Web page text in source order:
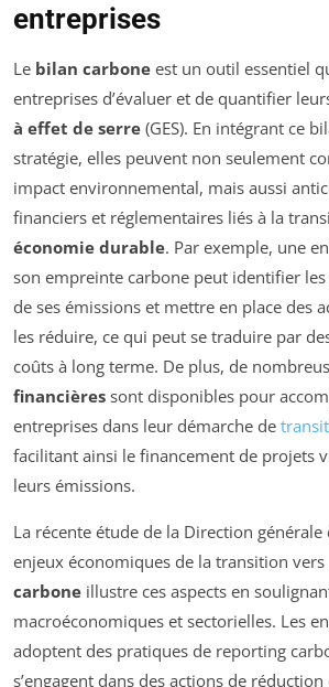
entreprises
Le bilan carbone est un outil essentiel
entreprises d’évaluer et de quantifier
à effet de serre (GES). En intégrant ce
stratégie, elles peuvent non seulement
impact environnemental, mais aussi
financiers et réglementaires liés à la
économie durable. Par exemple, une
son empreinte carbone peut identifier
de ses émissions et mettre en place des
les réduire, ce qui peut se traduire par
coûts à long terme. De plus, de
financières sont disponibles pour
entreprises dans leur démarche de
facilitant ainsi le financement de projets
leurs émissions.
La récente étude de la Direction
enjeux économiques de la transition vers
carbone illustre ces aspects en
macroéconomiques et sectorielles. Les
adoptent des pratiques de reporting
s’engagent dans des actions de